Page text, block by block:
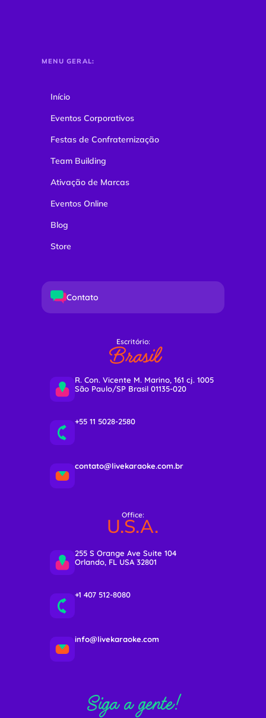
MENU GERAL:
Início
Eventos Corporativos
Festas de Confraternização
Team Building
Ativação de Marcas
Eventos Online
Blog
Store
Contato
Escritório:
Brasil
R. Con. Vicente M. Marino, 161 cj. 1005
São Paulo/SP Brasil 01135-020
+55 11 5028-2580
contato@livekaraoke.com.br
Office:
U.S.A.
255 S Orange Ave Suite 104
Orlando, FL USA 32801
+1 407 512-8080
info@livekaraoke.com
Siga a gente!